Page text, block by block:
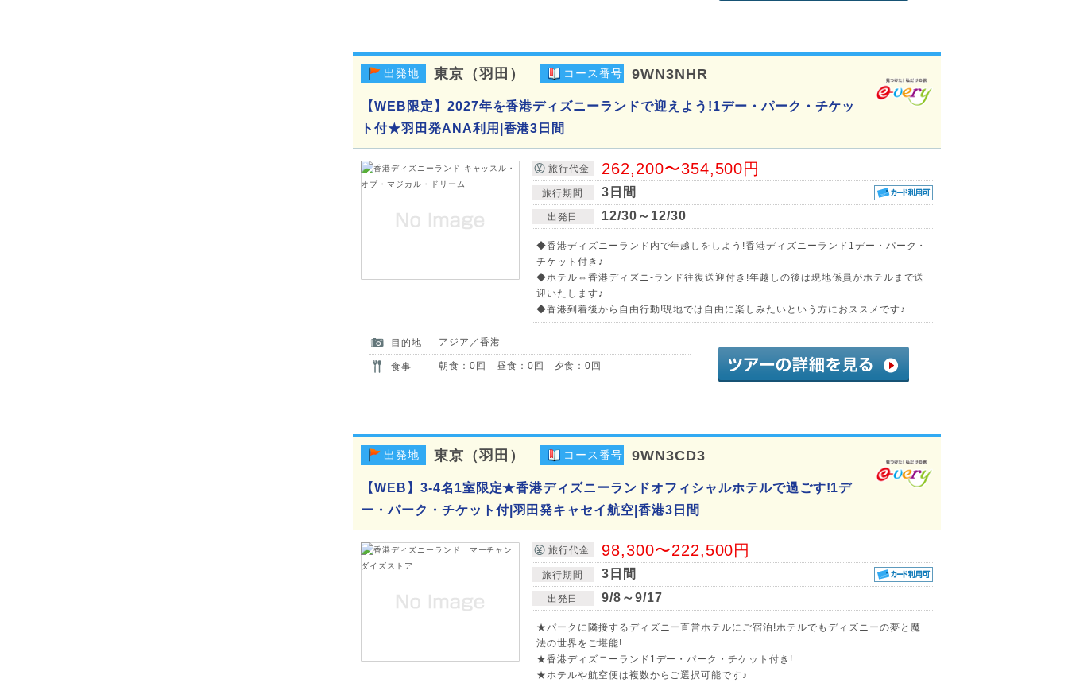
出発地 東京（羽田） コース番号 9WN3NHR
【WEB限定】2027年を香港ディズニーランドで迎えよう!1デー・パーク・チケッ
ト付★羽田発ANA利用|香港3日間
旅行代金 262,200〜354,500円
旅行期間 3日間
出発日 12/30～12/30
◆香港ディズニーランド内で年越しをしよう!香港ディズニーランド1デー・パーク・
チケット付き♪
◆ホテル⇔香港ディズニ-ランド往復送迎付き!年越しの後は現地係員がホテルまで送
迎いたします♪
◆香港到着後から自由行動!現地では自由に楽しみたいという方におススメです♪
目的地 アジア／香港
食事 朝食：0回 昼食：0回 夕食：0回
出発地 東京（羽田） コース番号 9WN3CD3
【WEB】3-4名1室限定★香港ディズニーランドオフィシャルホテルで過ごす!1デ
ー・パーク・チケット付|羽田発キャセイ航空|香港3日間
旅行代金 98,300〜222,500円
旅行期間 3日間
出発日 9/8～9/17
★パークに隣接するディズニー直営ホテルにご宿泊!ホテルでもディズニーの夢と魔
法の世界をご堪能!
★香港ディズニーランド1デー・パーク・チケット付き!
★ホテルや航空便は複数からご選択可能です♪